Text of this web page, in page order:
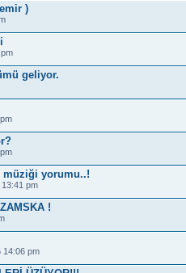
)
geliyor.
müziği yorumu..!
pm
!
14:06 pm